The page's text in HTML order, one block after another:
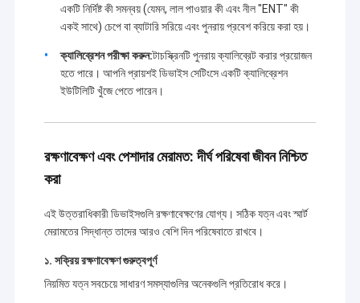
বাড়ি
পণ্য
একটি নির্দিষ্ট কী সমন্বয় (যেমন, লাল পাওয়ার কী এবং নীল "ENT" কী
একই সাথে) চেপে বা ব্যাটারি সরিয়ে এবং পুনরায় প্রবেশ করিয়ে করা হয়।
ক্যালিব্রেশন পরীক্ষা করুন:টাচস্ক্রিনটি পুনরায় ক্যালিব্রেট করার প্রয়োজন
হতে পারে। আপনি প্রায়শই ডিভাইস সেটিংসে একটি ক্যালিব্রেশন
ইউটিলিটি খুঁজে পেতে পারেন।
রক্ষণাবেক্ষণ এবং পেশাদার মেরামত: দীর্ঘ পরিষেবা জীবন নিশ্চিত
করা
এই উত্তরাধিকারী ডিভাইসগুলি রক্ষণাবেক্ষণের যোগ্য। সঠিক যত্ন এবং স্মার্ট
মেরামতের সিদ্ধান্ত তাদের আরও বেশি দিন পরিষেবাতে রাখবে।
১. সক্রিয় রক্ষণাবেক্ষণ গুরুত্বপূর্ণ
নিয়মিত যত্ন সবচেয়ে সাধারণ সমস্যাগুলির অনেকগুলি প্রতিরোধ করে।
আমরা 2018 সাল থেকে বারকোড স্ক্যানার থেকে কম্পিউটার আনুষাঙ্গিক পর্যন্ত বিস্তৃত পণ্য
সরবরাহ করি।ডব্লিউ e আছে এলসিডি মডিউল,ফ্লেক্স
ক্যাবল,কভার,কিপ্যাড,ক্যামেরা,এক্সোস্কেলেট,চার্জার,ব্যাটারি,পাওয়ার অ্যাডাপ্টার ইত্যাদি